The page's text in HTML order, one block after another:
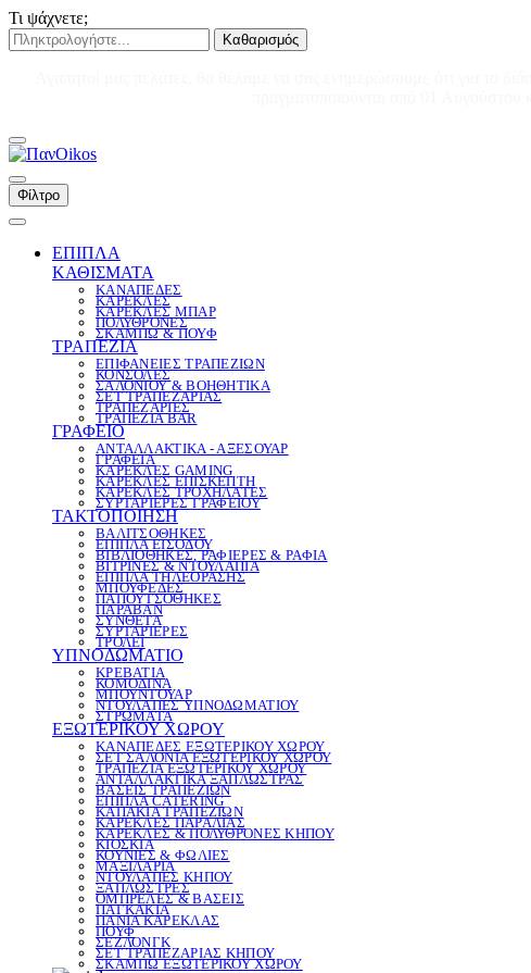
Τι ψάχνετε;
Καθαρισμός
Φίλτρο
ΕΠΙΠΛΑ
ΚΑΘΙΣΜΑΤΑ
ΚΑΝΑΠΕΔΕΣ
ΚΑΡΕΚΛΕΣ
ΚΑΡΕΚΛΕΣ ΜΠΑΡ
ΠΟΛΥΘΡΟΝΕΣ
ΣΚΑΜΠΩ & ΠΟΥΦ
ΤΡΑΠΕΖΙΑ
ΕΠΙΦΑΝΕΙΕΣ ΤΡΑΠΕΖΙΩΝ
ΚΟΝΣΟΛΕΣ
ΣΑΛΟΝΙΟΥ & ΒΟΗΘΗΤΙΚΑ
ΣΕΤ ΤΡΑΠΕΖΑΡΙΑΣ
ΤΡΑΠΕΖΑΡΙΕΣ
ΤΡΑΠΕΖΙΑ BAR
ΓΡΑΦΕΙΟ
ΑΝΤΑΛΛΑΚΤΙΚΑ - ΑΞΕΣΟΥΑΡ
ΓΡΑΦΕΙΑ
ΚΑΡΕΚΛΕΣ GAMING
ΚΑΡΕΚΛΕΣ ΕΠΙΣΚΕΠΤΗ
ΚΑΡΕΚΛΕΣ ΤΡΟΧΗΛΑΤΕΣ
ΣΥΡΤΑΡΙΕΡΕΣ ΓΡΑΦΕΙΟΥ
ΤΑΚΤΟΠΟΙΗΣΗ
ΒΑΛΙΤΣΟΘΗΚΕΣ
ΕΠΙΠΛΑ ΕΙΣΟΔΟΥ
ΒΙΒΛΙΟΘΗΚΕΣ, ΡΑΦΙΕΡΕΣ & ΡΑΦΙΑ
ΒΙΤΡΙΝΕΣ & ΝΤΟΥΛΑΠΙΑ
ΕΠΙΠΛΑ ΤΗΛΕΟΡΑΣΗΣ
ΜΠΟΥΦΕΔΕΣ
ΠΑΠΟΥΤΣΟΘΗΚΕΣ
ΠΑΡΑΒΑΝ
ΣΥΝΘΕΤΑ
ΣΥΡΤΑΡΙΕΡΕΣ
ΤΡΟΛΕΪ
ΥΠΝΟΔΩΜΑΤΙΟ
ΚΡΕΒΑΤΙΑ
ΚΟΜΟΔΙΝΑ
ΜΠΟΥΝΤΟΥΑΡ
ΝΤΟΥΛΑΠΕΣ ΥΠΝΟΔΩΜΑΤΙΟΥ
ΣΤΡΩΜΑΤΑ
ΕΞΩΤΕΡΙΚΟΥ ΧΩΡΟΥ
ΚΑΝΑΠΕΔΕΣ ΕΞΩΤΕΡΙΚΟΥ ΧΩΡΟΥ
ΣΕΤ ΣΑΛΟΝΙΑ ΕΞΩΤΕΡΙΚΟΥ ΧΩΡΟΥ
ΤΡΑΠΕΖΙΑ ΕΞΩΤΕΡΙΚΟΥ ΧΩΡΟΥ
ΑΝΤΑΛΛΑΚΤΙΚΑ ΞΑΠΛΩΣΤΡΑΣ
ΒΑΣΕΙΣ ΤΡΑΠΕΖΙΩΝ
ΕΠΙΠΛΑ CATERING
ΚΑΠΑΚΙΑ ΤΡΑΠΕΖΙΩΝ
ΚΑΡΕΚΛΕΣ ΠΑΡΑΛΙΑΣ
ΚΑΡΕΚΛΕΣ & ΠΟΛΥΘΡΟΝΕΣ ΚΗΠΟΥ
ΚΙΟΣΚΙΑ
ΚΟΥΝΙΕΣ & ΦΩΛΙΕΣ
ΜΑΞΙΛΑΡΙΑ
ΝΤΟΥΛΑΠΕΣ ΚΗΠΟΥ
ΞΑΠΛΩΣΤΡΕΣ
ΟΜΠΡΕΛΕΣ & ΒΑΣΕΙΣ
ΠΑΓΚΑΚΙΑ
ΠΑΝΙΑ ΚΑΡΕΚΛΑΣ
ΠΟΥΦ
ΣΕΖΛΟΝΓΚ
ΣΕΤ ΤΡΑΠΕΖΑΡΙΑΣ ΚΗΠΟΥ
ΣΚΑΜΠΩ ΕΞΩΤΕΡΙΚΟΥ ΧΩΡΟΥ